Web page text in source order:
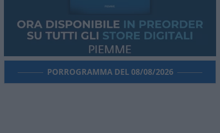
PORROGRAMMA DEL 08/08/2026